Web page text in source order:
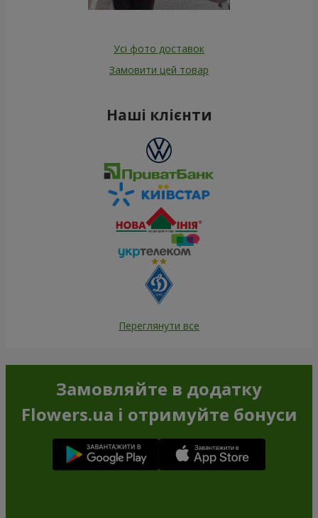
Усі фото доставок
Замовити цей товар
Наші клієнти
Переглянути все
Замовляйте в додатку
Flowers.ua і отримуйте бонуси